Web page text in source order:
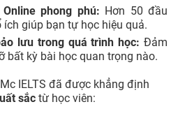
phong phú: Hơn 50 đầu
giúp bạn tự học hiệu quả.
lưu trong quá trình học: Đảm
bất kỳ bài học quan trọng nào.
IELTS đã được khẳng định
sắc từ học viên: